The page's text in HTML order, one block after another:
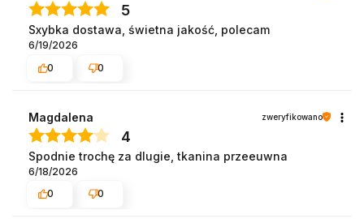
5
Sxybka dostawa, świetna jakość, polecam
6/19/2026
0
0
Magdalena zweryfikowano
4
Spodnie trochę za dlugie, tkanina przeeuwna
6/18/2026
0
0